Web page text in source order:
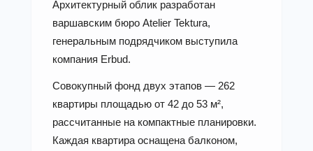
Архитектурный облик разработан
варшавским бюро Atelier Tektura,
генеральным подрядчиком выступила
компания Erbud.
Совокупный фонд двух этапов — 262
квартиры площадью от 42 до 53 м²,
рассчитанные на компактные планировки.
Каждая квартира оснащена балконом,